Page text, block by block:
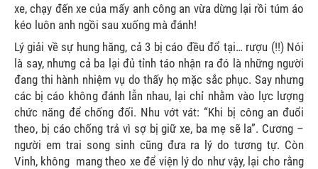
xe, chạy đến xe của mấy anh công an vừa dừng lại rồi túm áo
kéo luôn anh ngồi sau xuống mà đánh!
Lý giải về sự hung hăng, cả 3 bị cáo đều đổ tại… rượu (!!) Nói
là say, nhưng cả ba lại đủ tỉnh táo nhận ra đó là những người
đang thi hành nhiệm vụ do thấy họ mặc sắc phục. Say nhưng
các bị cáo không đánh lẫn nhau, lại chỉ nhằm vào lực lượng
chức năng để chống đối. Nhu vớt vát: “Khi bị công an đuổi
theo, bị cáo chống trả vì sợ bị giữ xe, ba mẹ sẽ la”. Cương –
người em trai song sinh cũng đưa ra lý do tương tự. Còn
Vinh, không mang theo xe để viện lý do như vậy, lại cho rằng